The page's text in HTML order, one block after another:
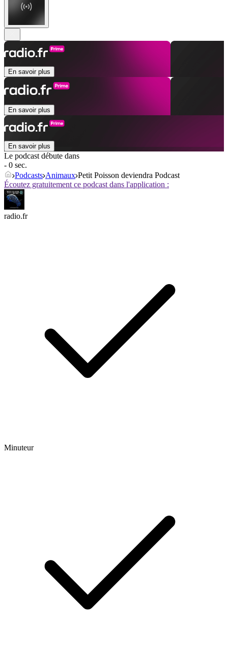
En savoir plus
En savoir plus
En savoir plus
Le podcast débute dans
- 0 sec.
Podcasts Animaux Petit Poisson deviendra Podcast
Écoutez gratuitement ce podcast dans l'application :
radio.fr
Minuteur